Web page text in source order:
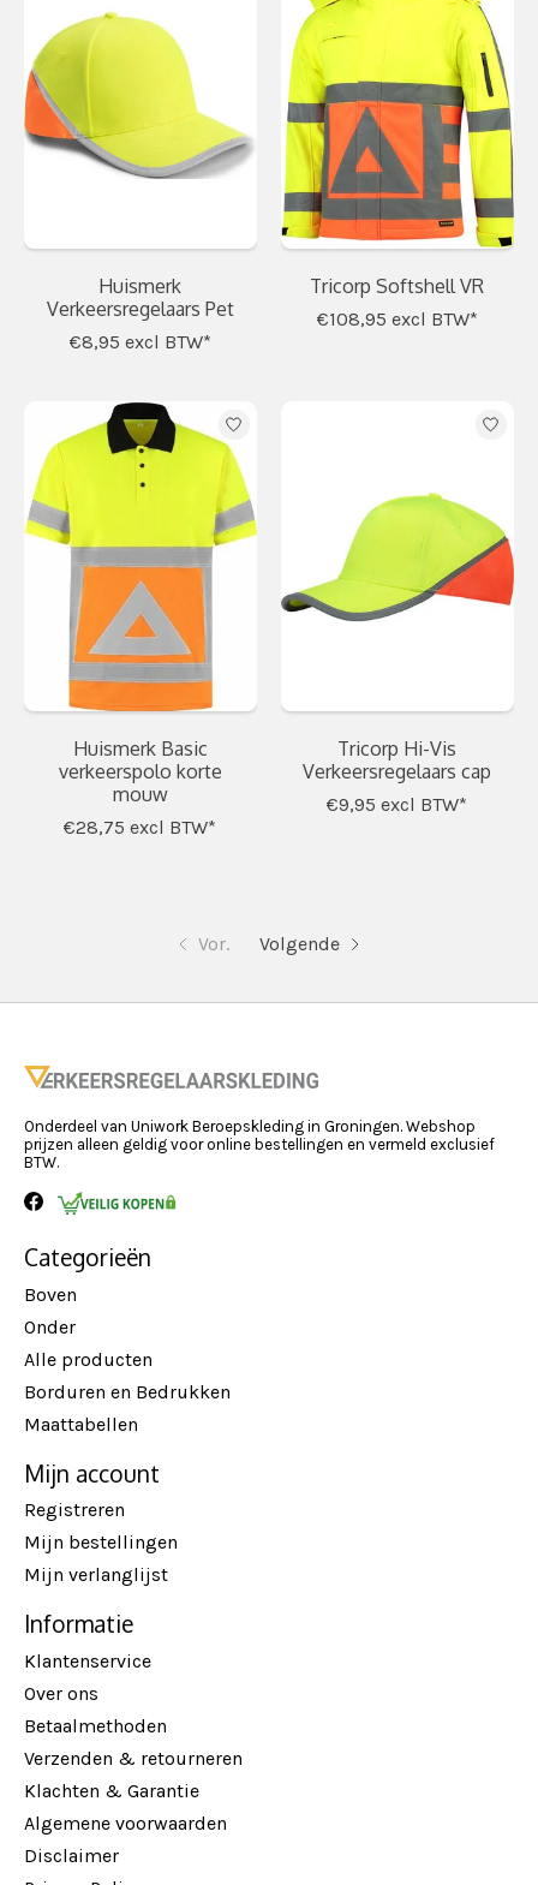
Huismerk
Verkeersregelaars Pet
€8,95 excl BTW*
Tricorp Softshell VR
€108,95 excl BTW*
Huismerk Basic
verkeerspolo korte
mouw
€28,75 excl BTW*
Tricorp Hi-Vis
Verkeersregelaars cap
€9,95 excl BTW*
Vor. Volgende
Onderdeel van Uniwork Beroepskleding in Groningen. Webshop
prijzen alleen geldig voor online bestellingen en vermeld exclusief
BTW.
Categorieën
Boven
Onder
Alle producten
Borduren en Bedrukken
Maattabellen
Mijn account
Registreren
Mijn bestellingen
Mijn verlanglijst
Informatie
Klantenservice
Over ons
Betaalmethoden
Verzenden & retourneren
Klachten & Garantie
Algemene voorwaarden
Disclaimer